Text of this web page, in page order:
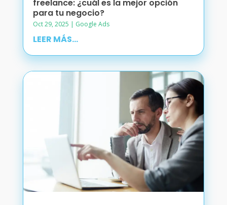
freelance: ¿cuál es la mejor opción
para tu negocio?
Oct 29, 2025 | Google Ads
LEER MÁS...